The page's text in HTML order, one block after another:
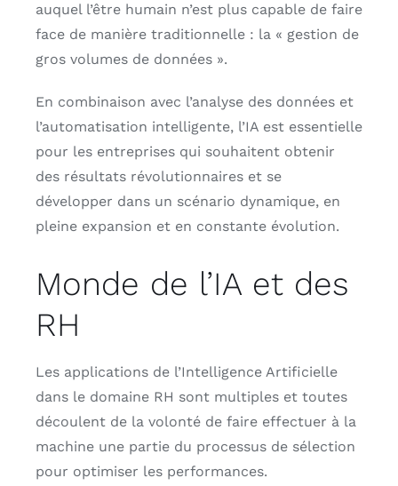
auquel l’être humain n’est plus capable de faire
face de manière traditionnelle : la « gestion de
gros volumes de données ».
En combinaison avec l’analyse des données et
l’automatisation intelligente, l’IA est essentielle
pour les entreprises qui souhaitent obtenir
des résultats révolutionnaires et se
développer dans un scénario dynamique, en
pleine expansion et en constante évolution.
Monde de l’IA et des
RH
Les applications de l’Intelligence Artificielle
dans le domaine RH sont multiples et toutes
découlent de la volonté de faire effectuer à la
machine une partie du processus de sélection
pour optimiser les performances.